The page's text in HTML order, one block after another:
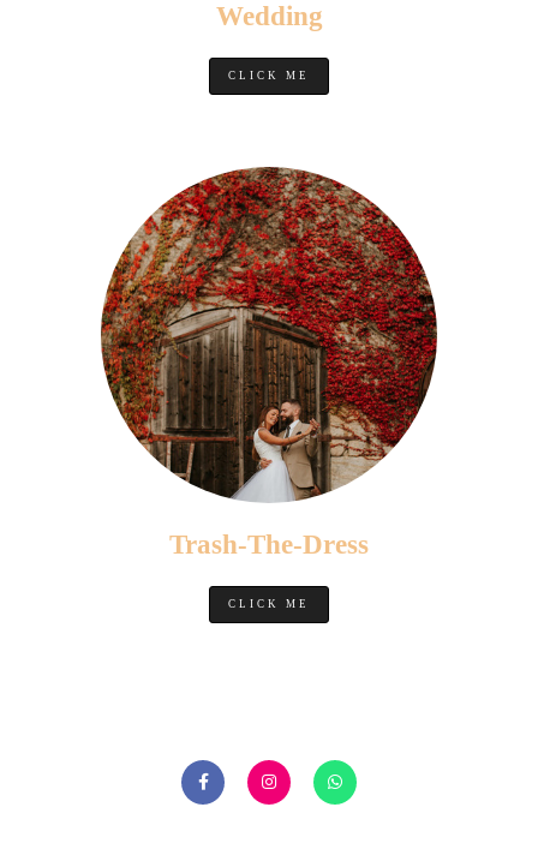
Wedding
CLICK ME
Trash-The-Dress
CLICK ME